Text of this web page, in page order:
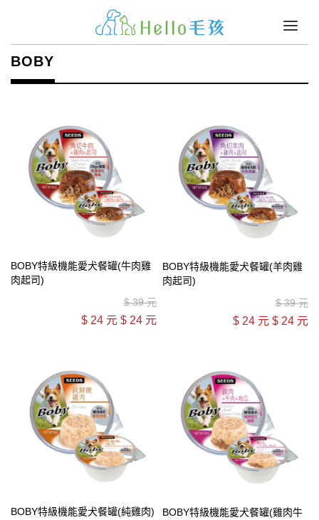
BOBY
BOBY特級機能愛犬餐罐(牛肉雞
肉起司)
$39 元
$ 24 元 $ 24 元
BOBY特級機能愛犬餐罐(羊肉雞
肉起司)
$39 元
$ 24 元 $ 24 元
BOBY特級機能愛犬餐罐(純雞肉)
BOBY特級機能愛犬餐罐(雞肉牛